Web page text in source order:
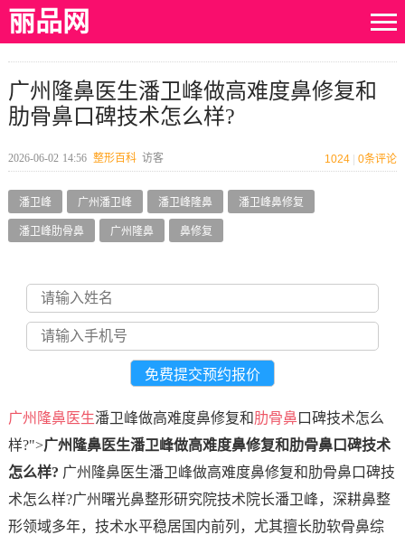
丽品网
广州隆鼻医生潘卫峰做高难度鼻修复和
肋骨鼻口碑技术怎么样?
2026-06-02 14:56 整形百科 访客 1024 0条评论
潘卫峰 广州潘卫峰 潘卫峰隆鼻 潘卫峰鼻修复
潘卫峰肋骨鼻 广州隆鼻 鼻修复
广州隆鼻医生潘卫峰做高难度鼻修复和肋骨鼻口碑技术怎么
样?">广州隆鼻医生潘卫峰做高难度鼻修复和肋骨鼻口碑技术
怎么样? 广州隆鼻医生潘卫峰做高难度鼻修复和肋骨鼻口碑技
术怎么样?广州曙光鼻整形研究院技术院长潘卫峰，深耕鼻整
形领域多年，技术水平稳居国内前列，尤其擅长肋软骨鼻综